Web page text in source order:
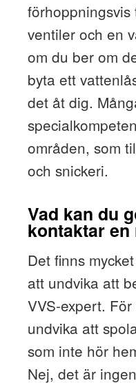
ventiler och en
om du ber om
byta ett
det åt dig.
områden, som
och snickeri.
Vad kan du
kontaktar
Det finns
att undvika att
VVS-expert.
undvika att
som inte hör
Nej, det är